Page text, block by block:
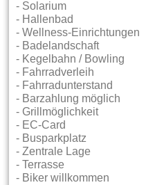
- Solarium
- Hallenbad
- Wellness-Einrichtungen
- Badelandschaft
- Kegelbahn / Bowling
- Fahrradverleih
- Fahrradunterstand
- Barzahlung möglich
- Grillmöglichkeit
- EC-Card
- Busparkplatz
- Zentrale Lage
- Terrasse
- Biker willkommen